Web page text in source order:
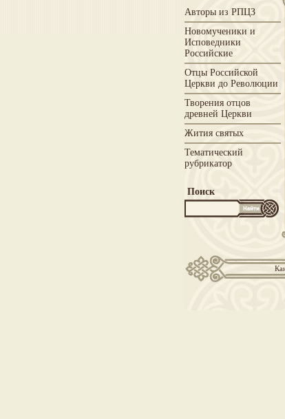
Авторы из РПЦЗ
Новомученики и
Исповедники
Российские
Отцы Российской
Церкви до Революции
Творения отцов
древней Церкви
Жития святых
Тематический
рубрикатор
Поиск